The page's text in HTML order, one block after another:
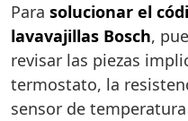
Para solucionar el
lavavajillas Bosch,
revisar las piezas
termostato, la
sensor de